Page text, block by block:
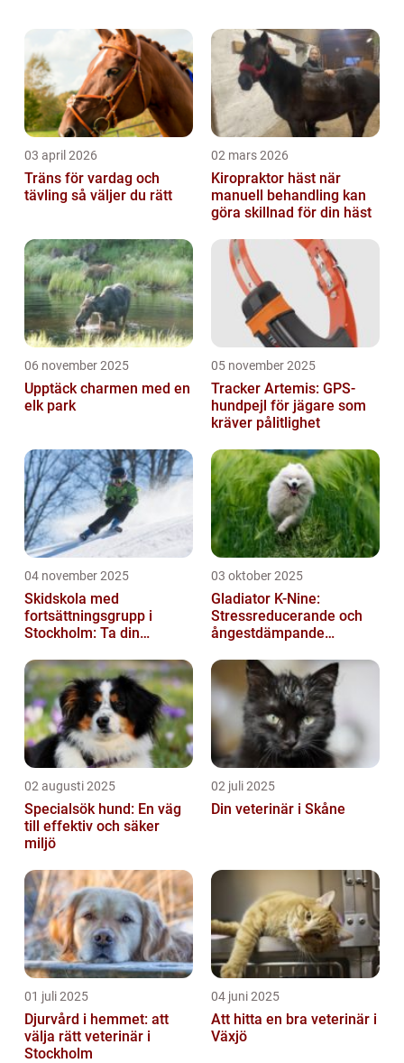
inklusive olika typer av hamstrar, populära
03 april 2026
Träns för vardag och
tävling så väljer du rätt
02 mars 2026
Kiropraktor häst när
manuell behandling kan
göra skillnad för din häst
06 november 2025
Upptäck charmen med en
elk park
05 november 2025
Tracker Artemis: GPS-
hundpejl för jägare som
kräver pålitlighet
04 november 2025
Skidskola med
fortsättningsgrupp i
Stockholm: Ta din
03 oktober 2025
Gladiator K-Nine:
Stressreducerande och
ångestdämpande
02 augusti 2025
Specialsök hund: En väg
till effektiv och säker
miljö
02 juli 2025
Din veterinär i Skåne
01 juli 2025
Djurvård i hemmet: att
välja rätt veterinär i
Stockholm
04 juni 2025
Att hitta en bra veterinär i
Växjö